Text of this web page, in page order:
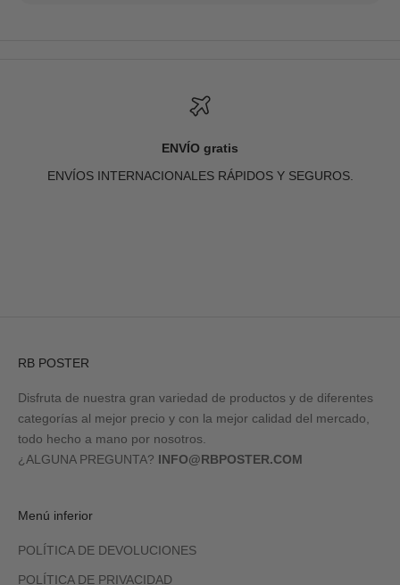
ENVÍO gratis
ENVÍOS INTERNACIONALES RÁPIDOS Y SEGUROS.
RB POSTER
Disfruta de nuestra gran variedad de productos y de diferentes
categorías al mejor precio y con la mejor calidad del mercado,
todo hecho a mano por nosotros.
¿ALGUNA PREGUNTA? INFO@RBPOSTER.COM
Menú inferior
POLÍTICA DE DEVOLUCIONES
POLÍTICA DE PRIVACIDAD